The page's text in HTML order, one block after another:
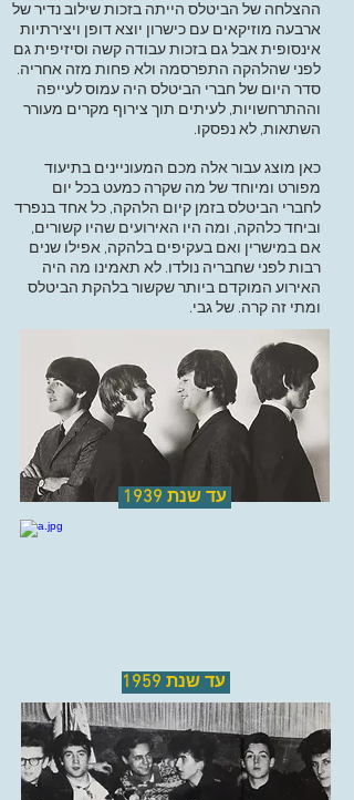
הה​צלחה של הביטלס הייתה בזכות שילוב נדיר של
ארבעה מוזיקאים עם כישרון יוצא דופן ויצירתיות
אינסופית אבל גם בזכות עבודה קשה וסיזיפית גם
לפני שהלהקה התפרסמה ולא פחות מזה אחריה.
סדר היום של חברי הביטלס היה עמוס לעייפה
וההתרחשויות, לעיתים תוך צירוף מקרים מעורר
השתאות, לא נפסקו.
כאן מוצג עבור אלה מכם המעוניינים בתיעוד
מפורט ומיוחד של מה שקרה כמעט בכל יום
לחברי הביטלס בזמן קיום הלהקה, כל אחד בנפרד
וביחד כלהקה, ומה היו האירועים שהיו קשורים,
אם במישרין ואם בעקיפים בלהקה, אפילו שנים
רבות לפני שחבריה נולדו. לא תאמינו מה היה
האירוע המוקדם ביותר שקשור בלהקת הביטלס
ומתי זה קרה. של גבי.
עד שנת 1939
עד שנת 1959